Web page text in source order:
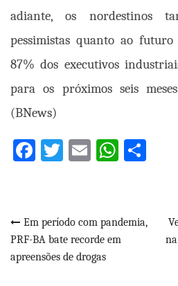
adiante, os nordestinos
pessimistas quanto ao
87% dos executivos
para os próximos seis
(BNews)
Facebook
Twitter
Email
Navegação
de
Em período com pandemia,
PRF-BA bate recorde em
apreensões de drogas